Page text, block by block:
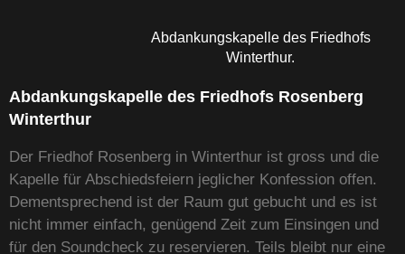
Abdankungskapelle des Friedhofs
Winterthur.
Abdankungskapelle des Friedhofs Rosenberg
Winterthur
Der Friedhof Rosenberg in Winterthur ist gross und die
Kapelle für Abschiedsfeiern jeglicher Konfession offen.
Dementsprechend ist der Raum gut gebucht und es ist
nicht immer einfach, genügend Zeit zum Einsingen und
für den Soundcheck zu reservieren. Teils bleibt nur eine